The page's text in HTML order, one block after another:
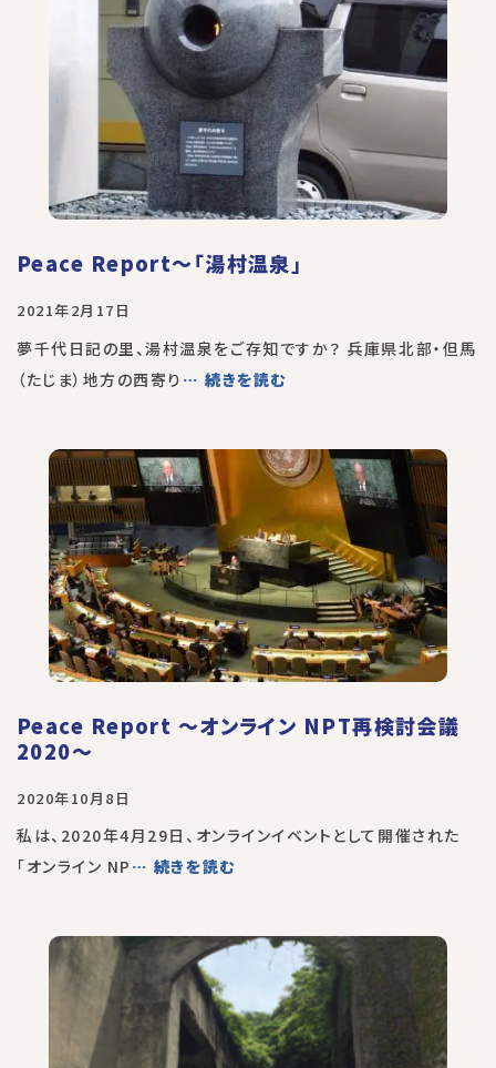
Peace Report～「湯村温泉」
2021年2月17日
夢千代日記の里、湯村温泉をご存知ですか？ 兵庫県北部・但馬
（たじま）地方の西寄り … 続きを読む
Peace Report 〜オンライン NPT再検討会議
2020〜
2020年10月8日
私は、2020年4月29日、オンラインイベントとして開催された
「オンライン NP … 続きを読む